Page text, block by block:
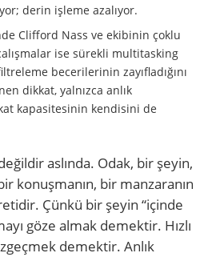
derin işleme azalıyor.
Clifford Nass ve ekibinin çoklu
ise sürekli multitasking
becerilerinin zayıfladığını
dikkat, yalnızca anlık
kapasitesinin kendisini de
aslında. Odak, bir şeyin,
konuşmanın, bir manzaranın
Çünkü bir şeyin “içinde
göze almak demektir. Hızlı
demektir. Anlık